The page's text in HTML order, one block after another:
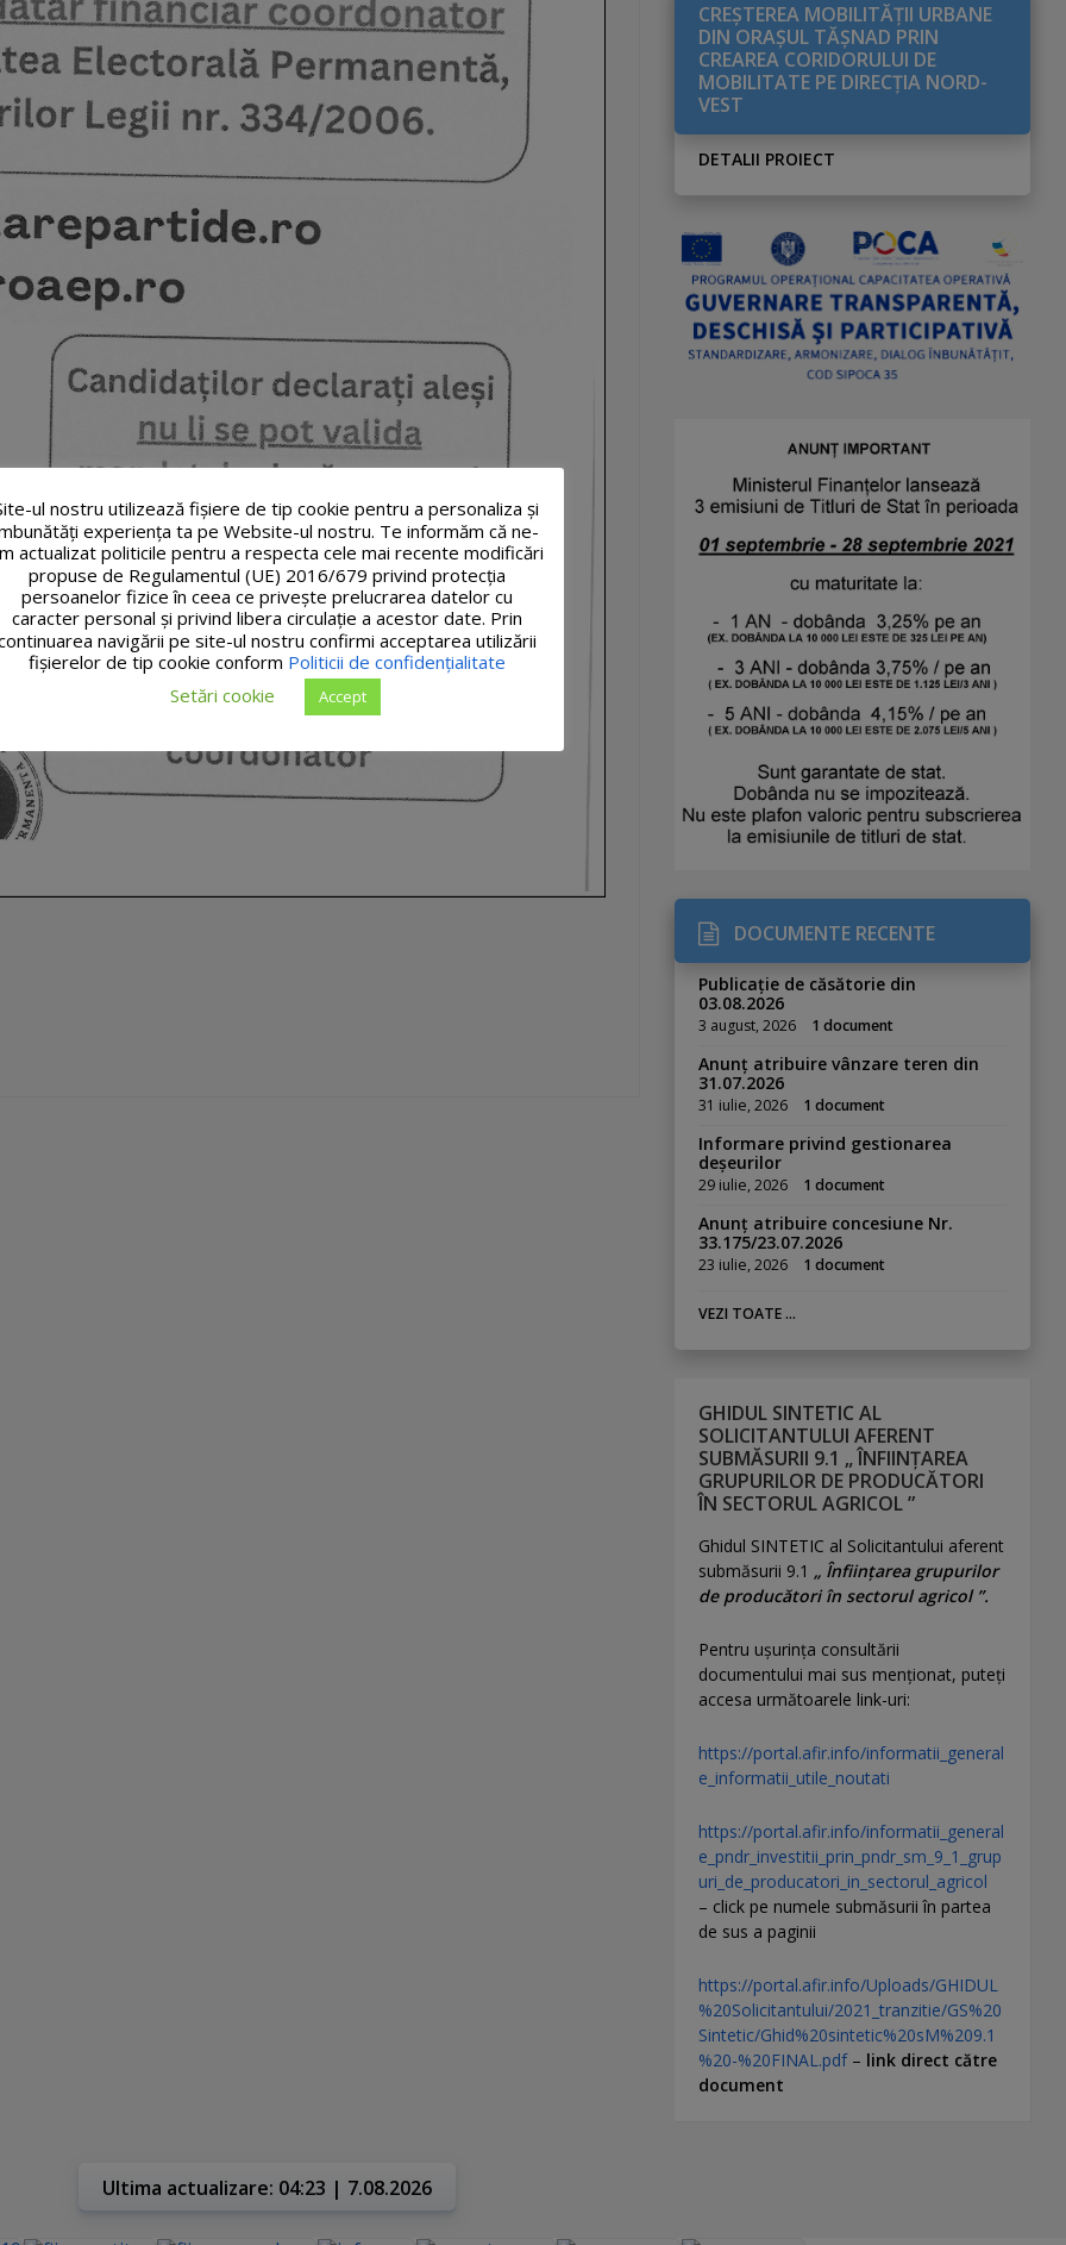
CREŞTEREA MOBILITĂŢII URBANE
DIN ORAŞUL TĂŞNAD PRIN
CREAREA CORIDORULUI DE
MOBILITATE PE DIRECŢIA NORD-
VEST
DETALII PROIECT
DOCUMENTE RECENTE
Publicație de căsătorie din
03.08.2026
3 august, 2026 1 document
Anunț atribuire vânzare teren din
31.07.2026
31 iulie, 2026 1 document
Informare privind gestionarea
deșeurilor
29 iulie, 2026 1 document
Anunț atribuire concesiune Nr.
33.175/23.07.2026
23 iulie, 2026 1 document
VEZI TOATE ...
GHIDUL SINTETIC AL
SOLICITANTULUI AFERENT
SUBMĂSURII 9.1 „ ÎNFIINȚAREA
GRUPURILOR DE PRODUCĂTORI
ÎN SECTORUL AGRICOL ”
Ghidul SINTETIC al Solicitantului aferent
submăsurii 9.1 „ Înființarea grupurilor
de producători în sectorul agricol ”.
Pentru uşurinţa consultării
documentului mai sus menţionat, puteţi
accesa următoarele link-uri:
https://portal.afir.info/informatii_general
e_informatii_utile_noutati
https://portal.afir.info/informatii_general
e_pndr_investitii_prin_pndr_sm_9_1_grup
uri_de_producatori_in_sectorul_agricol
– click pe numele submăsurii în partea
de sus a paginii
https://portal.afir.info/Uploads/GHIDUL
%20Solicitantului/2021_tranzitie/GS%20
Sintetic/Ghid%20sintetic%20sM%209.1
%20-%20FINAL.pdf– link direct către
document
Ultima actualizare: 04:23 | 7.08.2026
ul nostru utilizează fişiere de tip cookie pentru a personaliza și
experiența ta pe Website-ul nostru. Te informăm că ne-
actualizat politicile pentru a respecta cele mai recente modificări
propuse de Regulamentul (UE) 2016/679 privind protecția
persoanelor fizice în ceea ce privește prelucrarea datelor cu
caracter personal și privind libera circulație a acestor date. Prin
navigării pe site-ul nostru confirmi acceptarea utilizării
fişierelor de tip cookie conform Politicii de confidențialitate
Setări cookie
Accept